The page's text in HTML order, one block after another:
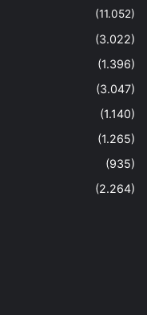
(11.052)
(3.022)
(1.396)
(3.047)
(1.140)
(1.265)
(935)
(2.264)